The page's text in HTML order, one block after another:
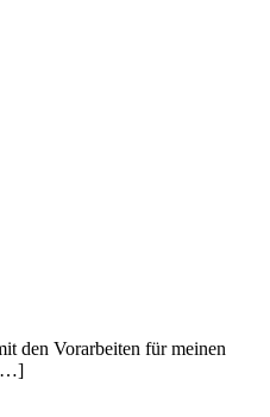
den Vorarbeiten für meinen